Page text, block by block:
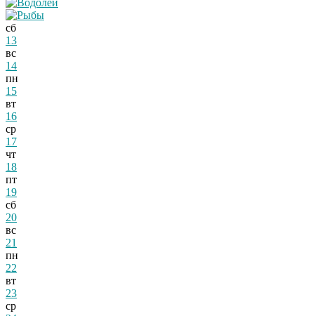
сб
13
вс
14
пн
15
вт
16
ср
17
чт
18
пт
19
сб
20
вс
21
пн
22
вт
23
ср